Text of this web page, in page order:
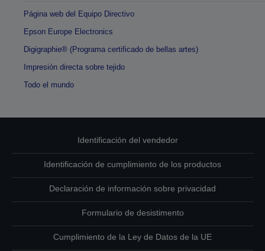
Página web del Equipo Directivo
Epson Europe Electronics
Digigraphie® (Programa certificado de bellas artes)
Impresión directa sobre tejido
Todo el mundo
Identificación del vendedor
Identificación de cumplimiento de los productos
Declaración de información sobre privacidad
Formulario de desistimento
Cumplimiento de la Ley de Datos de la UE